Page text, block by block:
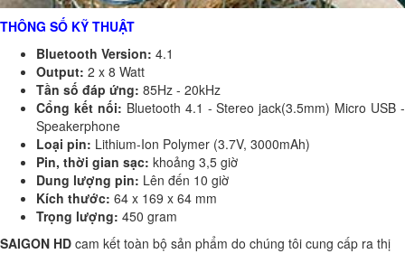
THÔNG SỐ KỸ THUẬT
Bluetooth Version: 4.1
Output: 2 x 8 Watt
Tần số đáp ứng: 85Hz - 20kHz
Cổng kết nối: Bluetooth 4.1 - Stereo jack(3.5mm) Micro USB -
Speakerphone
Loại pin: Lithium-Ion Polymer (3.7V, 3000mAh)
Pin, thời gian sạc: khoảng 3,5 giờ
Dung lượng pin: Lên đến 10 giờ
Kích thước: 64 x 169 x 64 mm
Trọng lượng: 450 gram
SAIGON HD cam kết toàn bộ sản phẩm do chúng tôi cung cấp ra thị